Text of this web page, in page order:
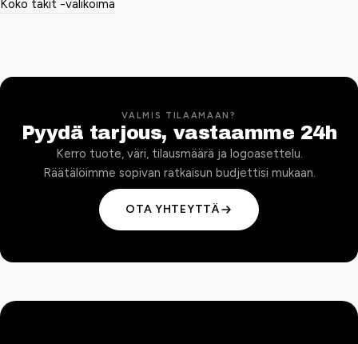
Koko takit -valikoima
VALMIS TILAAMAAN?
Pyydä tarjous, vastaamme 24h
Kerro tuote, väri, tilausmäärä ja logoasettelu.
Räätälöimme sopivan ratkaisun budjettisi mukaan.
OTA YHTEYTTÄ